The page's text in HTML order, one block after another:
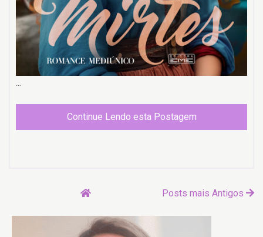
...
Continue Lendo esta Postagem
Posts mais Antigos